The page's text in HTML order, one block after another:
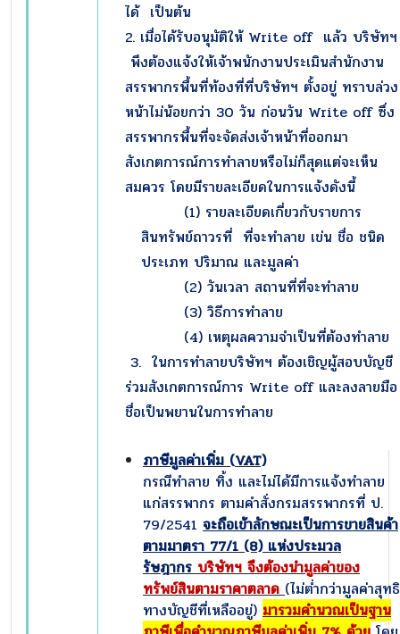
ได้ เป็นต้น
2. เมื่อได้รับอนุมัติให้ Write off แล้ว บริษัทฯ
พึงต้องแจ้งให้เจ้าพนักงานประเมินสำนักงาน
สรรพากรพื้นที่ท้องที่ที่บริษัทฯ ตั้งอยู่ ทราบล่วง
หน้าไม่น้อยกว่า 30 วัน ก่อนวัน Write off ซึ่ง
สรรพากรพื้นที่จะจัดส่งเจ้าหน้าที่ออกมา
สังเกตการณ์การทำลายหรือไม่ก็สุดแต่จะเห็น
สมควร โดยมีรายละเอียดในการแจ้งดังนี้
(1) รายละเอียดเกี่ยวกับรายการ
สินทรัพย์ถาวรที่ ที่จะทำลาย เข่น ชื่อ ชนิด
ประเภท ปริมาณ และมูลค่า
(2) วันเวลา สถานที่ที่จะทำลาย
(3) วิธีการทำลาย
(4) เหตุผลความจำเป็นที่ต้องทำลาย
3. ในการทำลายบริษัทฯ ต้องเชิญผู้สอบบัญชี
ร่วมสังเกตการณ์การ Write off และลงลายมือ
ชื่อเป็นพยานในการทำลาย
ภาษีมูลค่าเพิ่ม (VAT)
กรณีทำลาย ทิ้ง และไม่ได้มีการแจ้งทำลาย
แก่สรรพากร ตามคำสั่งกรมสรรพากรที่ ป.
79/2541 จะถือเข้าลักษณะเป็นการขายสินค้า
ตามมาตรา77/1 (8) แห่งประมวล
รัษฎากรบริษัทฯ จึงต้องนำมูลค่าของ
ทรัพย์สินตามราคาตลาด(ไม่ต่ำกว่ามูลค่าสุทธิ
ทางบัญชีที่เหลืออยู่) มารวมคำนวณเป็นฐาน